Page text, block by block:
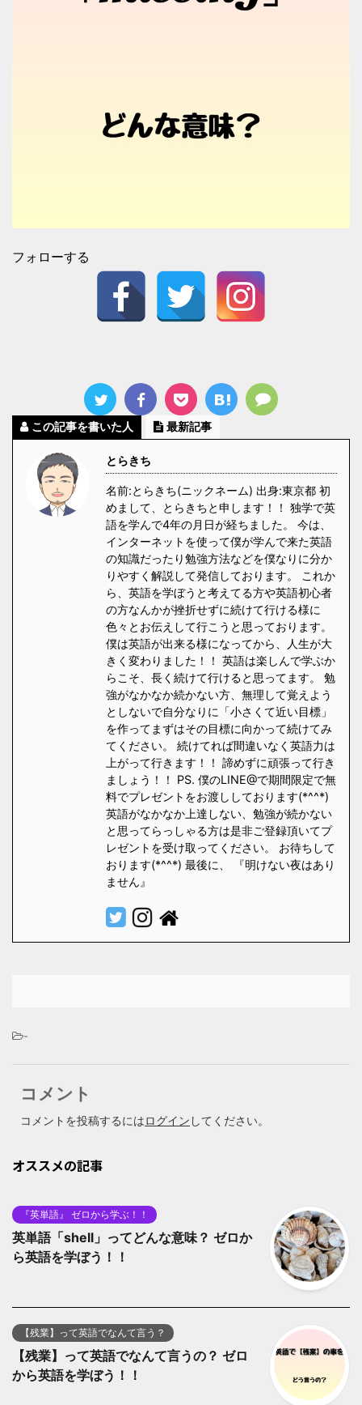
フォローする
この記事を書いた人 最新記事
とらきち
名前:とらきち(ニックネーム) 出身:東京都 初
めまして、とらきちと申します！！ 独学で英
語を学んで4年の月日が経ちました。 今は、
インターネットを使って僕が学んで来た英語
の知識だったり勉強方法などを僕なりに分か
りやすく解説して発信しております。 これか
ら、英語を学ぼうと考えてる方や英語初心者
の方なんかが挫折せずに続けて行ける様に
色々とお伝えして行こうと思っております。
僕は英語が出来る様になってから、人生が大
きく変わりました！！ 英語は楽しんで学ぶか
らこそ、長く続けて行けると思ってます。 勉
強がなかなか続かない方、無理して覚えよう
としないで自分なりに「小さくて近い目標」
を作ってまずはその目標に向かって続けてみ
てください。 続けてれば間違いなく英語力は
上がって行きます！！ 諦めずに頑張って行き
ましょう！！ PS. 僕のLINE@で期間限定で無
料でプレゼントをお渡ししております(*^^*)
英語がなかなか上達しない、勉強が続かない
と思ってらっしゃる方は是非ご登録頂いてプ
レゼントを受け取ってください。 お待ちして
おります(*^^*) 最後に、 『明けない夜はあり
ません』
-
コメント
コメントを投稿するにはログイン してください。
オススメの記事
『英単語』 ゼロから学ぶ！！
英単語「shell」ってどんな意味？ ゼロか
ら英語を学ぼう！！
【残業】って英語でなんて言う？
【残業】って英語でなんて言うの？ ゼロ
から英語を学ぼう！！